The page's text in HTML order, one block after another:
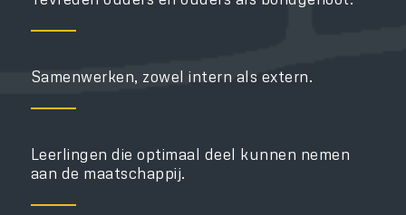
Samenwerken, zowel intern als extern.
Leerlingen die optimaal deel kunnen nemen
aan de maatschappij.